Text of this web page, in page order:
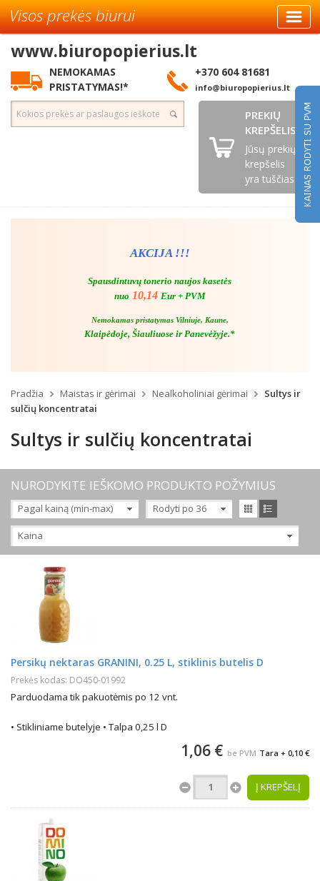
Visos prekės biurui
www.biuropopierius.lt
NEMOKAMAS
PRISTATYMAS!*
+370 604 81681
info@biuropopierius.lt
PREKIŲ
KREPŠELIS
Jūsų prekių
krepšelis
yra tuščias
AKCIJA !!!
Spausdintuvų tonerio naujos kasetės
nuo 10,14 Eur + PVM
Nemokamas pristatymas Vilniuje, Kaune,
Klaipėdoje, Šiauliuose ir Panevėžyje.*
Pradžia Maistas ir gėrimai Nealkoholiniai gėrimai
Sultys ir
sulčių koncentratai
Sultys ir sulčių koncentratai
NURODYKITE IEŠKOMO PRODUKTO POŽYMIUS
Pagal kainą (min-max) Rodyti po 36
Kaina
Persikų nektaras GRANINI, 0.25 L, stiklinis butelis D
Prekės kodas: DO450-01992
Parduodama tik pakuotėmis po 12 vnt.
• Stikliniame butelyje • Talpa 0,25 l D
1,06 € be PVM Tara + 0,10 €
Į KREPŠELĮ